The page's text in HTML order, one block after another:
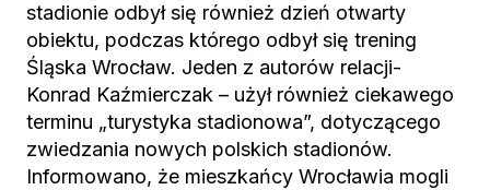
stadionie odbył się również dzień otwarty
obiektu, podczas którego odbył się trening
Śląska Wrocław. Jeden z autorów relacji-
Konrad Kaźmierczak – użył również ciekawego
terminu „turystyka stadionowa”, dotyczącego
zwiedzania nowych polskich stadionów.
Informowano, że mieszkańcy Wrocławia mogli